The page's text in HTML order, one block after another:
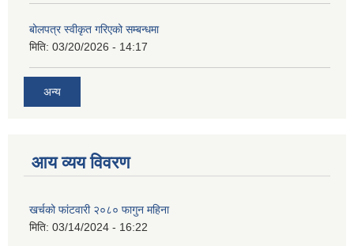
बोलपत्र स्वीकृत गरिएको सम्बन्धमा
मिति: 03/20/2026 - 14:17
अन्य
आय व्यय विवरण
खर्चको फांटवारी २०८० फागुन महिना
मिति: 03/14/2024 - 16:22